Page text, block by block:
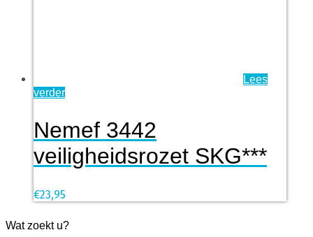
Lees
verder
Nemef 3442
veiligheidsrozet SKG***
€23,95
Wat zoekt u?